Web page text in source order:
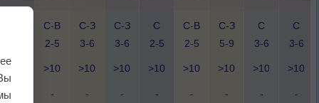
С-В
2-5
С-З
3-6
С-З
3-6
С
2-5
С-В
2-5
С-З
5-9
С
3-6
С
3-6
>10 >10 >10 >10 >10 >10 >10 >10 >10
- - - - - - - -